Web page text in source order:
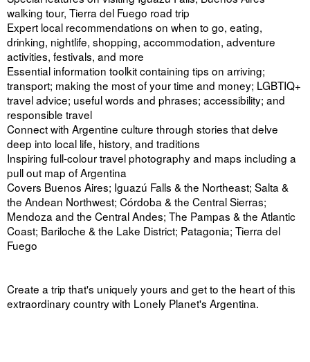
walking tour, Tierra del Fuego road trip
Expert local recommendations on when to go, eating,
drinking, nightlife, shopping, accommodation, adventure
activities, festivals, and more
Essential information toolkit containing tips on arriving;
transport; making the most of your time and money; LGBTIQ+
travel advice; useful words and phrases; accessibility; and
responsible travel
Connect with Argentine culture through stories that delve
deep into local life, history, and traditions
Inspiring full-colour travel photography and maps including a
pull out map of Argentina
Covers Buenos Aires; Iguazú Falls & the Northeast; Salta &
the Andean Northwest; Córdoba & the Central Sierras;
Mendoza and the Central Andes; The Pampas & the Atlantic
Coast; Bariloche & the Lake District; Patagonia; Tierra del
Fuego
Create a trip that's uniquely yours and get to the heart of this
extraordinary country with Lonely Planet's Argentina.